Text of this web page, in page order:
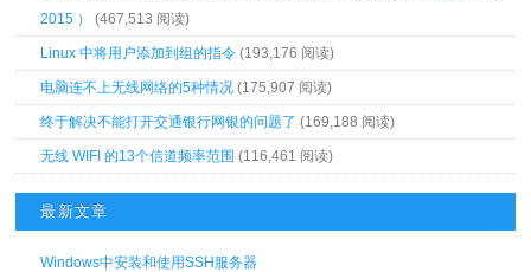
2015 ）
(467,513 阅读)
Linux 中将用户添加到组的指令 (193,176 阅读)
电脑连不上无线网络的5种情况 (175,907 阅读)
终于解决不能打开交通银行网银的问题了 (169,188 阅读)
无线 WIFI 的13个信道频率范围 (116,461 阅读)
最新文章
Windows中安装和使用SSH服务器